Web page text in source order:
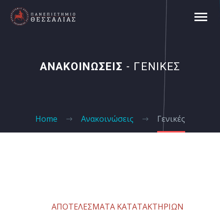
ΑΝΑΚΟΙΝΩΣΕΙΣ - ΓΕΝΙΚΕΣ
Home Ανακοινώσεις Γενικές
ΑΠΟΤΕΛΕΣΜΑΤΑ ΚΑΤΑΤΑΚΤΗΡΙΩΝ